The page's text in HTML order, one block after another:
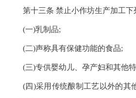
第十三条 禁止小作坊生产加工下
(一)乳制品;
(二)声称具有保健功能的食品;
(三)专供婴幼儿、孕产妇和其他
(四)采用传统酿制工艺以外的其